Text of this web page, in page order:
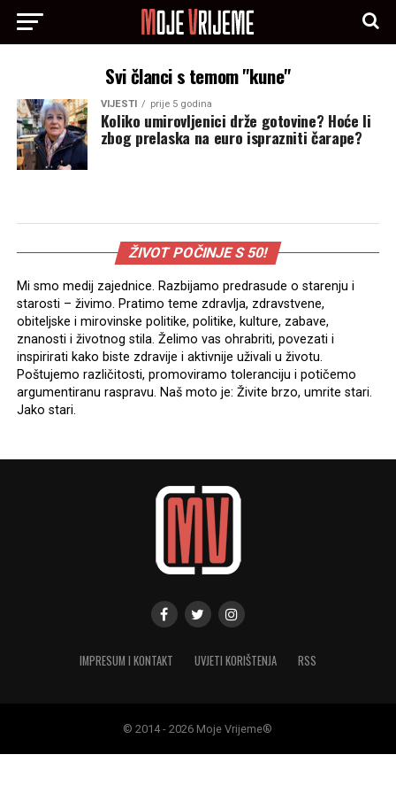
Svi članci s temom "kune"
VIJESTI prije 5 godina
Koliko umirovljenici drže gotovine? Hoće li
zbog prelaska na euro isprazniti čarape?
ŽIVOT POČINJE S 50!
Mi smo medij zajednice. Razbijamo predrasude o starenju i
starosti – živimo. Pratimo teme zdravlja, zdravstvene,
obiteljske i mirovinske politike, politike, kulture, zabave,
znanosti i životnog stila. Želimo vas ohrabriti, povezati i
inspirirati kako biste zdravije i aktivnije uživali u životu.
Poštujemo različitosti, promoviramo toleranciju i potičemo
argumentiranu raspravu. Naš moto je: Živite brzo, umrite stari.
Jako stari.
IMPRESUM I KONTAKT UVJETI KORIŠTENJA RSS
© 2014 - 2026 Moje Vrijeme®